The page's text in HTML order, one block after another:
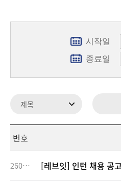
시작일
종료일
번호
260877 [레브잇] 인턴 채용 공